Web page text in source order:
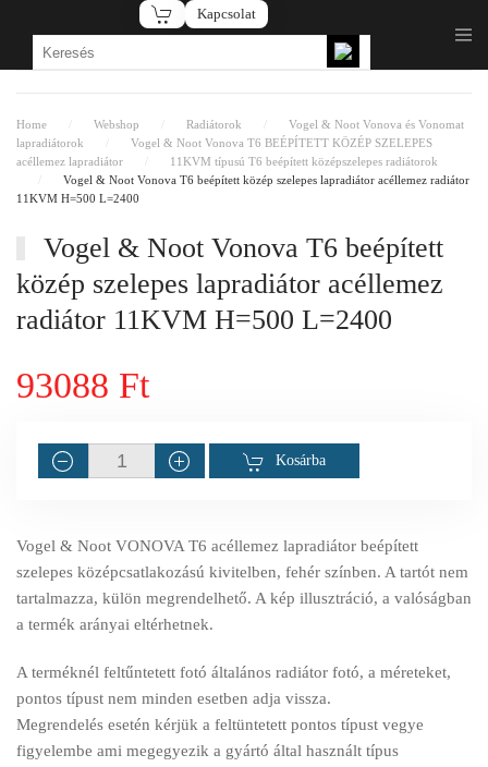
Fő tartalom átugrása
Kapcsolat
Home Webshop Radiátorok
Vogel & Noot Vonova és Vonomat
lapradiátorok
Vogel & Noot Vonova T6 BEÉPÍTETT KÖZÉP SZELEPES
acéllemez lapradiátor
11KVM típusú T6 beépített középszelepes radiátorok
Vogel & Noot Vonova T6 beépített közép szelepes lapradiátor acéllemez radiátor
11KVM H=500 L=2400
Vogel & Noot Vonova T6 beépített
közép szelepes lapradiátor acéllemez
radiátor 11KVM H=500 L=2400
93088 Ft
Kosárba
Vogel & Noot VONOVA T6 acéllemez lapradiátor beépített
szelepes középcsatlakozású kivitelben, fehér színben. A tartót nem
tartalmazza, külön megrendelhető. A kép illusztráció, a valóságban
a termék arányai eltérhetnek.
A terméknél feltűntetett fotó általános radiátor fotó, a méreteket,
pontos típust nem minden esetben adja vissza.
Megrendelés esetén kérjük a feltüntetett pontos típust vegye
figyelembe ami megegyezik a gyártó által használt típus